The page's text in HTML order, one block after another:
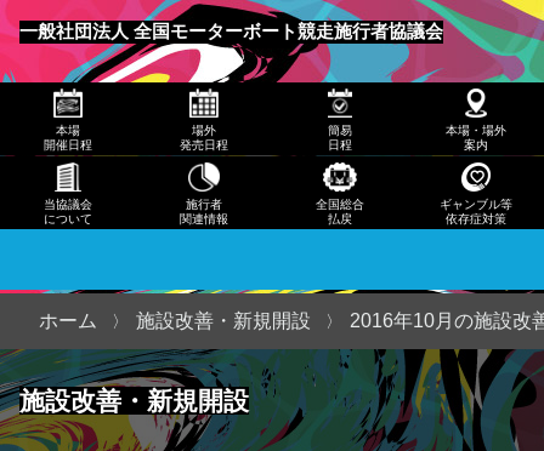
一般社団法人 全国モーターボート競走施行者協議会
メニュー
発売
日程
日程
本
場・
案内
当協
議会
につ
本場
開催日程
場外
発売日程
簡易
日程
本場・場外
案内
当協議会
について
施行者
関連情報
全国総合
払戻
ギャンブル等
依存症対策
施設改善・新規開設
ホーム 施設改善・新規開設 2016年10月の施設改